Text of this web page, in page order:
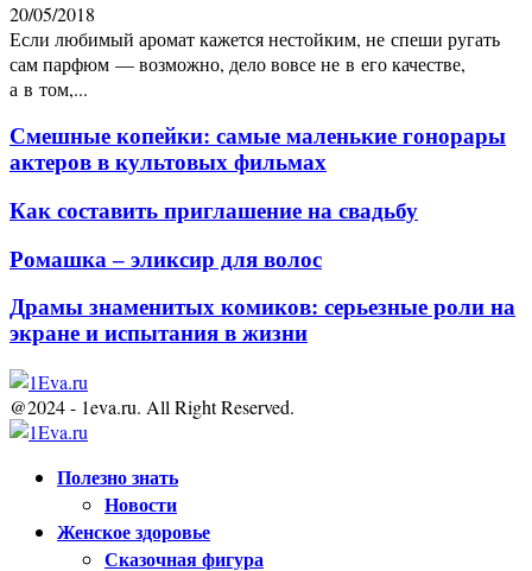
20/05/2018
Если любимый аромат кажется нестойким, не спеши ругать
сам парфюм — возможно, дело вовсе не в его качестве,
а в том,...
Смешные копейки: самые маленькие гонорары
актеров в культовых фильмах
Как составить приглашение на свадьбу
Ромашка – эликсир для волос
Драмы знаменитых комиков: серьезные роли на
экране и испытания в жизни
@2024 - 1eva.ru. All Right Reserved.
Полезно знать
Новости
Женское здоровье
Сказочная фигура